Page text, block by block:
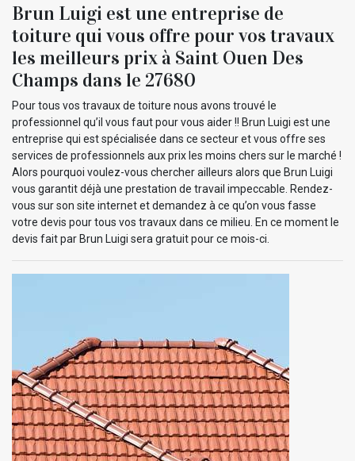
Brun Luigi est une entreprise de
toiture qui vous offre pour vos travaux
les meilleurs prix à Saint Ouen Des
Champs dans le 27680
Pour tous vos travaux de toiture nous avons trouvé le
professionnel qu’il vous faut pour vous aider !! Brun Luigi est une
entreprise qui est spécialisée dans ce secteur et vous offre ses
services de professionnels aux prix les moins chers sur le marché !
Alors pourquoi voulez-vous chercher ailleurs alors que Brun Luigi
vous garantit déjà une prestation de travail impeccable. Rendez-
vous sur son site internet et demandez à ce qu’on vous fasse
votre devis pour tous vos travaux dans ce milieu. En ce moment le
devis fait par Brun Luigi sera gratuit pour ce mois-ci.